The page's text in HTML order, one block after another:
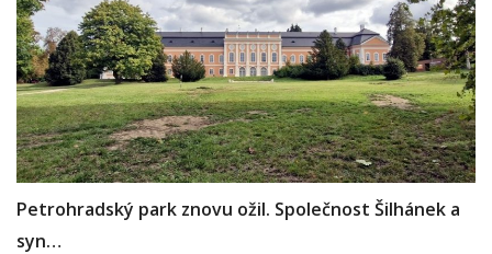
Petrohradský park znovu ožil. Společnost Šilhánek a
syn…